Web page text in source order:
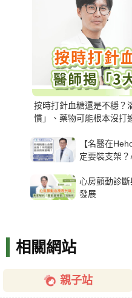
按時打針血糖還是不穩？
慣」、藥物可能根本沒打
【名醫在
定要裝支架？
心房顫動診
發展
相關網站
親子站